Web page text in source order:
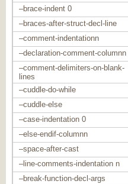
–brace-indent 0
–braces-after-struct-decl-line
–comment-indentationn
–declaration-comment-columnn
–comment-delimiters-on-blank-
lines
–cuddle-do-while
–cuddle-else
–case-indentation 0
–else-endif-columnn
–space-after-cast
–line-comments-indentation n
–break-function-decl-args